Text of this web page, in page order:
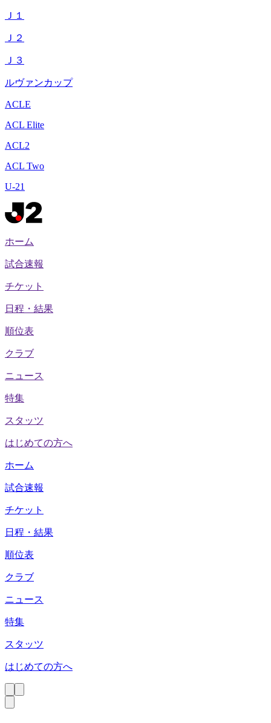
Ｊ１
Ｊ２
Ｊ３
ルヴァンカップ
ACLE
ACL Elite
ACL2
ACL Two
U-21
ホーム
試合速報
チケット
日程・結果
順位表
クラブ
ニュース
特集
スタッツ
はじめての方へ
ホーム
試合速報
チケット
日程・結果
順位表
クラブ
ニュース
特集
スタッツ
はじめての方へ